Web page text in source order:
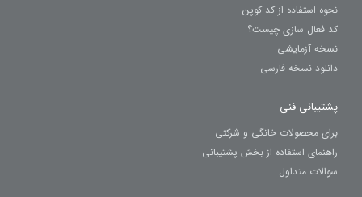
نحوه استفاده از کد کوپن
کد فعال سازی چیست؟
نسخه آزمایشی
دانلود نسخه فارسی
پشتیبانی فنی
برای محصولات خانگی و شرکتی
راهنمای استفاده از بخش پشتیبانی
سوالات متداول